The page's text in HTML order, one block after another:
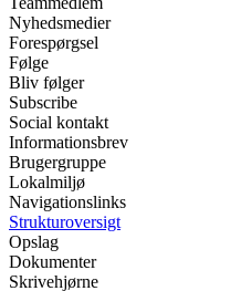
Nyhedsmedier
Forespørgsel
Følge
Bliv følger
Subscribe
Social kontakt
Informationsbrev
Brugergruppe
Lokalmiljø
Navigationslinks
Strukturoversigt
Opslag
Dokumenter
Skrivehjørne